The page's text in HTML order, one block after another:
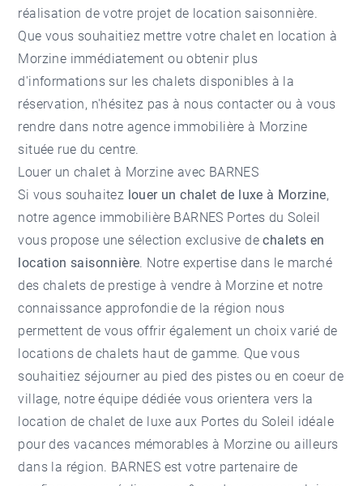
réalisation de votre projet de location saisonnière.
Que vous souhaitiez mettre votre chalet en location à
Morzine immédiatement ou obtenir plus
d'informations sur les chalets disponibles à la
réservation, n'hésitez pas à nous contacter ou à vous
rendre dans notre agence immobilière à Morzine
située rue du centre.
Louer un chalet à Morzine avec BARNES
Si vous souhaitez louer un chalet de luxe à Morzine,
notre agence immobilière BARNES Portes du Soleil
vous propose une sélection exclusive dechalets en
location saisonnière. Notre expertise dans le marché
deschalets de prestige à vendre à Morzine et notre
connaissance approfondie de la région nous
permettent de vous offrir également un choix varié de
locations de chalets haut de gamme. Que vous
souhaitiez séjourner au pied des pistes ou en coeur de
village, notre équipe dédiée vous orientera vers la
location de chalet de luxe aux Portes du Soleil idéale
pour des vacances mémorables à Morzine ou ailleurs
dans la région. BARNES est votre partenaire de